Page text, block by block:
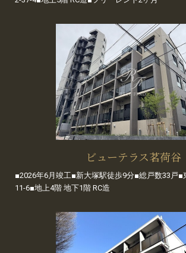
ビューテラス茗荷谷
■2026年6月竣工■新大塚駅徒歩9分■総戸数33戸■
11-6■地上4階 地下1階 RC造